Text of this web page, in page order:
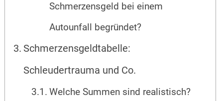
Schmerzensgeld bei einem
Autounfall begründet?
Schmerzensgeldtabelle:
Schleudertrauma und Co.
Welche Summen sind realistisch?